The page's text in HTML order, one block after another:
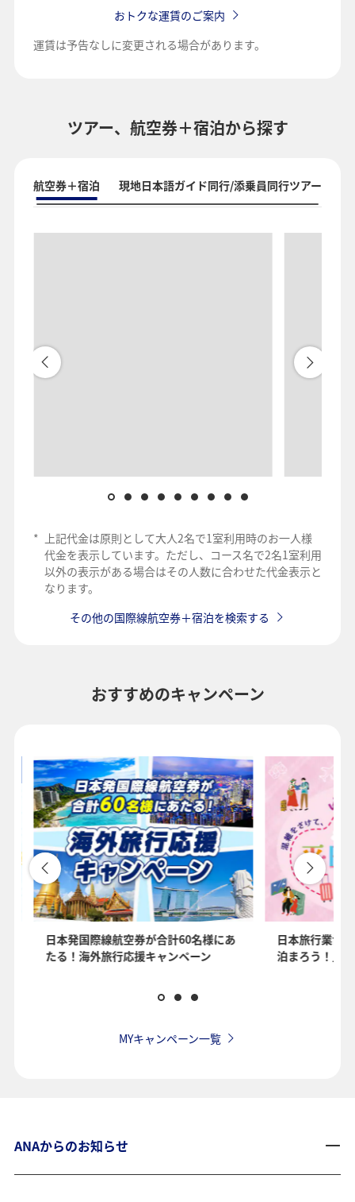
おトクな運賃のご案内
運賃は予告なしに変更される場合があります。
ツアー、航空券＋宿泊から探す
航空券＋宿泊 現地日本語ガイド同行/添乗員同行ツアー
*
上記代金は原則として大人2名で1室利用時のお一人様
代金を表示しています。ただし、コース名で2名1室利用
以外の表示がある場合はその人数に合わせた代金表示と
なります。
その他の国際線航空券＋宿泊を検索する
おすすめのキャンペーン
日本発国際線航空券が合計60名様にあ
たる！海外旅行応援キャンペーン
日本旅行業協
泊まろう！」
MYキャンペーン一覧
ANAからのお知らせ